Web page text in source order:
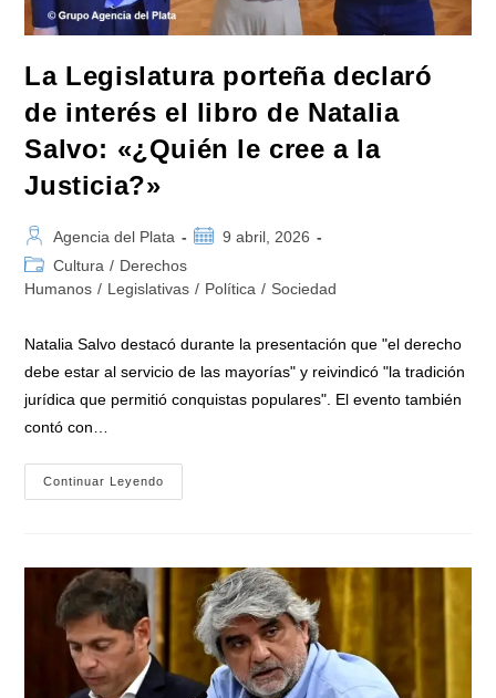
La Legislatura porteña declaró
de interés el libro de Natalia
Salvo: «¿Quién le cree a la
Justicia?»
Autor
de
la
Agencia del Plata
Publicación
la
9 abril, 2026
Categoría
de
entrada:
Cultura / Derechos
Humanos / Legislativas / Política / Sociedad
Natalia Salvo destacó durante la presentación que "el derecho
debe estar al servicio de las mayorías" y reivindicó "la tradición
jurídica que permitió conquistas populares". El evento también
contó con…
Continuar Leyendo
Legislatura
Libro
Natalia
Salvo:
«¿Quién
Le
Cree